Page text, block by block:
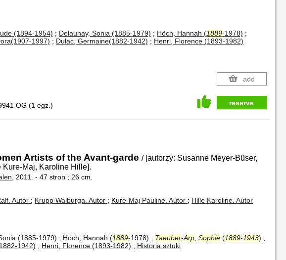
(1894-1954) Delaunay, Sonia (1885-1979) Höch, Hannah (1889-1978)
1997) Dulac, Germaine(1882-1942)
Henri, Florence (1893-1982)
add
OG(1 egz.) reserve
Artists of the Avant-garde / [autorzy: Susanne Meyer-Büser,
Kure-Maj, Karoline Hille].
, 2011. - 47 stron ; 26 cm.
Autor Krupp Walburga.Autor Kure-Maj Pauline.Autor Hille Karoline.Autor
(1885-1979) Höch, Hannah (1889-1978) Taeuber-Arp ,Sophie (1889-1943)
1942) Henri, Florence (1893-1982)
Historia sztuki